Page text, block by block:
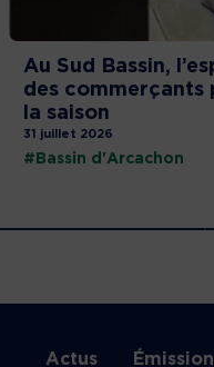
Au Sud Bassin,
des commerçants
la saison
31 juillet 2026
#Bassin d'Arcachon
Actus